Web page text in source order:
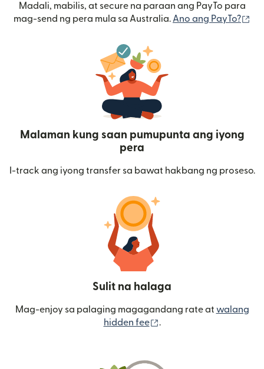
Madali, mabilis, at secure na paraan ang PayTo para
mag-send ng pera mula sa Australia. Ano ang PayTo?
Malaman kung saan pumupunta ang iyong
pera
I-track ang iyong transfer sa bawat hakbang ng proseso.
Sulit na halaga
Mag-enjoy sa palaging magagandang rate at walang
hidden fee
.